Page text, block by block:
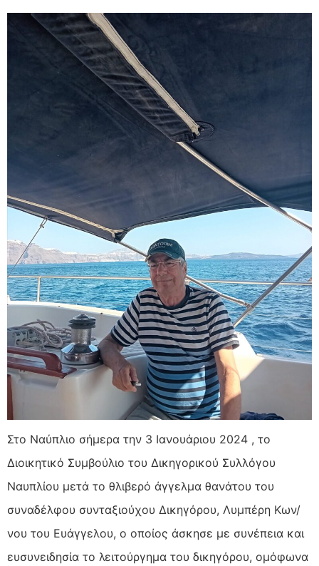
Στο Ναύπλιο σήμερα την 3 Ιανουάριου 2024 , το
Διοικητικό Συμβούλιο του Δικηγορικού Συλλόγου
Ναυπλίου μετά το θλιβερό άγγελμα θανάτου του
συναδέλφου συνταξιούχου Δικηγόρου, Λυμπέρη Κων/
νου του Ευάγγελου, ο οποίος άσκησε με συνέπεια και
ευσυνειδησία το λειτούργημα του δικηγόρου, ομόφωνα